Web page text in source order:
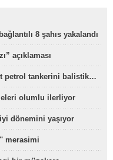
8 şahıs yakalandı
açıklaması
petrol tankerini balistik…
olumlu ilerliyor
dönemini yaşıyor
merasimi